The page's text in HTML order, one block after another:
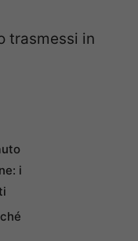
trasmessi in
i